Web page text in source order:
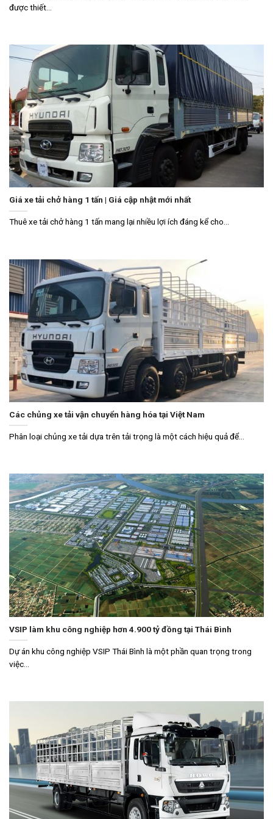
được thiết...
Giá xe tải chở hàng 1 tấn | Giá cập nhật mới nhất
Thuê xe tải chở hàng 1 tấn mang lại nhiều lợi ích đáng kể cho...
Các chủng xe tải vận chuyển hàng hóa tại Việt Nam
Phân loại chủng xe tải dựa trên tải trọng là một cách hiệu quả để...
VSIP làm khu công nghiệp hơn 4.900 tỷ đồng tại Thái Bình
Dự án khu công nghiệp VSIP Thái Bình là một phần quan trọng trong
việc...